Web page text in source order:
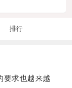
排行
求也越来越